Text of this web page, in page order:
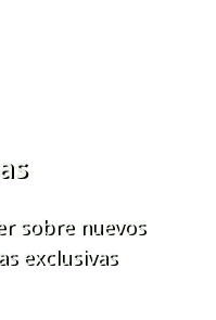
sobre nuevos
exclusivas